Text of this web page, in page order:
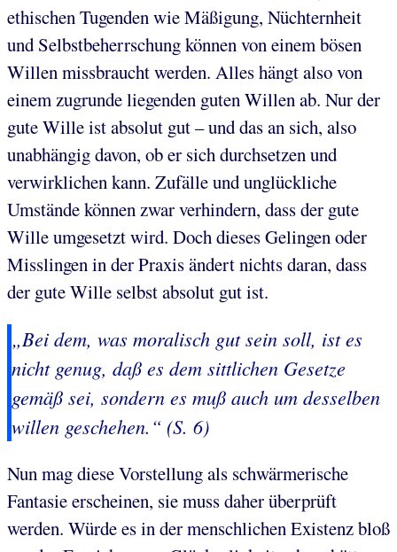
ethischen Tugenden wie Mäßigung, Nüchternheit
und Selbstbeherrschung können von einem bösen
Willen missbraucht werden. Alles hängt also von
einem zugrunde liegenden guten Willen ab. Nur der
gute Wille ist absolut gut – und das an sich, also
unabhängig davon, ob er sich durchsetzen und
verwirklichen kann. Zufälle und unglückliche
Umstände können zwar verhindern, dass der gute
Wille umgesetzt wird. Doch dieses Gelingen oder
Misslingen in der Praxis ändert nichts daran, dass
der gute Wille selbst absolut gut ist.
„Bei dem, was moralisch gut sein soll, ist es
nicht genug, daß es dem sittlichen Gesetze
gemäß sei, sondern es muß auch um desselben
willen geschehen.“ (S. 6)
Nun mag diese Vorstellung als schwärmerische
Fantasie erscheinen, sie muss daher überprüft
werden. Würde es in der menschlichen Existenz bloß